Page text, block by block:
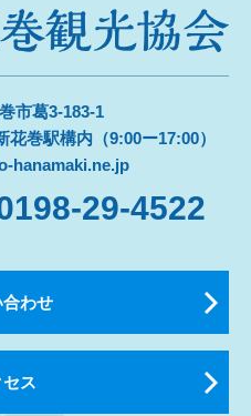
市葛3-183-1
巻駅構内（9:00ー17:00）
hanamaki.ne.jp
29-4522
わせ
ス